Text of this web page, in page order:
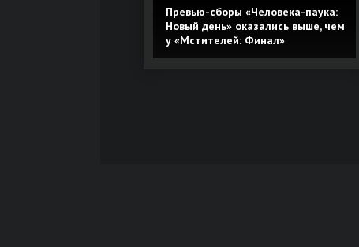
Превью-сборы «Человека-паука:
Новый день» оказались выше, чем
у «Мстителей: Финал»